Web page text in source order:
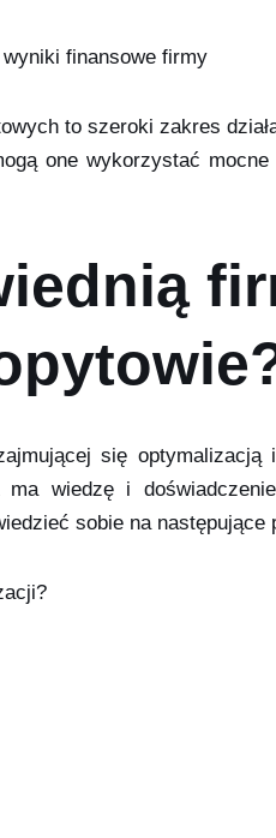
finansowe firmy
to szeroki zakres
one wykorzystać
się optymalizacją
wiedzę i
sobie na następujące